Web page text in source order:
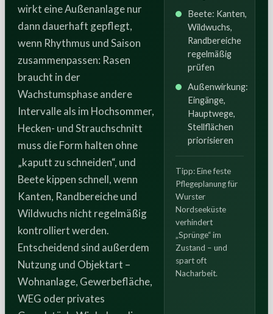
wirkt eine Außenanlage nur
dann dauerhaft gepflegt,
wenn Rhythmus und Saison
zusammenpassen: Rasen
braucht in der
Wachstumsphase andere
Intervalle als im Hochsommer,
Hecken- und Strauchschnitt
muss die Form halten ohne
„kaputt zu schneiden“, und
Beete kippen schnell, wenn
Kanten, Randbereiche und
Wildwuchs nicht regelmäßig
kontrolliert werden.
Entscheidend sind außerdem
Nutzung und Objektart –
Wohnanlage, Gewerbefläche,
WEG oder privates
Beete: Kanten,
Wildwuchs,
Randbereiche
regelmäßig
prüfen
Außenwirkung:
Eingänge,
Hauptwege,
Stellflächen
priorisieren
Tipp: Eine feste
Pflegeplanung für
Wurster
Nordseeküste
verhindert
„Sprünge“ im
Zustand – und
spart oft
Nacharbeit.